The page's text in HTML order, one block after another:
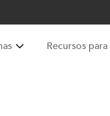
Recursos